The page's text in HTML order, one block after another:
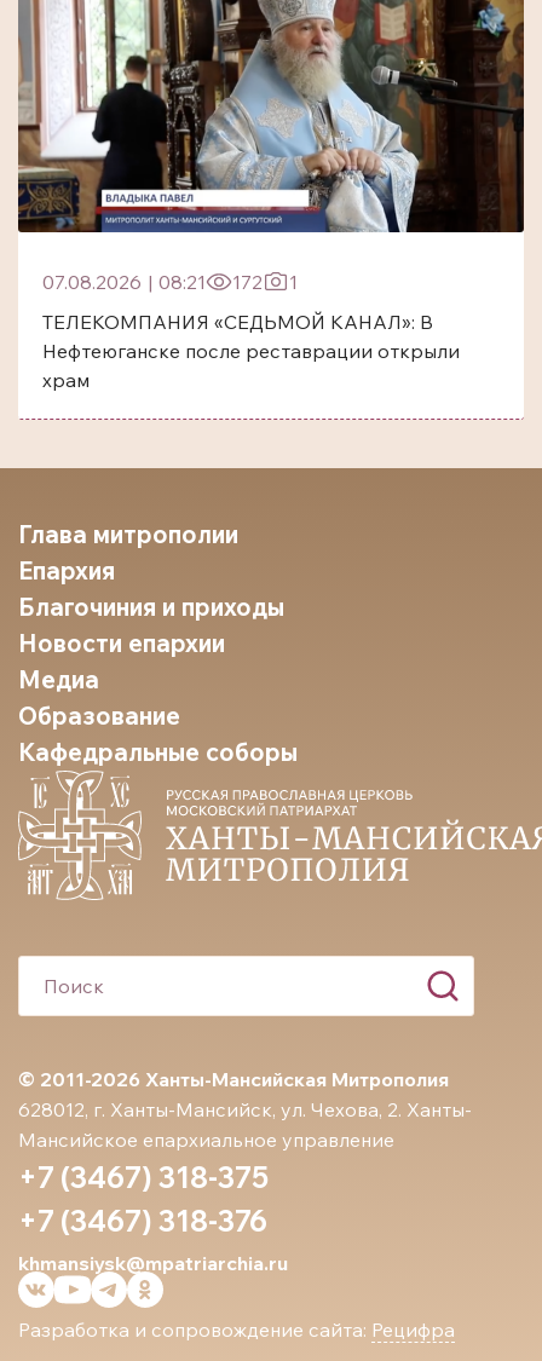
07.08.2026 | 08:21 172
1
ТЕЛЕКОМПАНИЯ «СЕДЬМОЙ КАНАЛ»: В
Нефтеюганске после реставрации открыли
храм
© 2011-2026 Ханты-Мансийская Митрополия
628012, г. Ханты-Мансийск, ул. Чехова, 2. Ханты-
Мансийское епархиальное управление
+7 (3467) 318-375
+7 (3467) 318-376
khmansiysk@mpatriarchia.ru
Разработка и сопровождение сайта: Рецифра
Глава митрополии
Епархия
Благочиния и приходы
Новости епархии
Медиа
Образование
Кафедральные соборы